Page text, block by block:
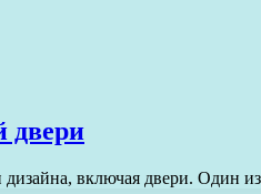
двери
дизайна, включая двери. Один